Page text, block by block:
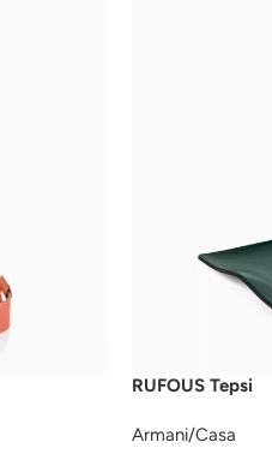
RUFOUS Tepsi
Armani/Casa